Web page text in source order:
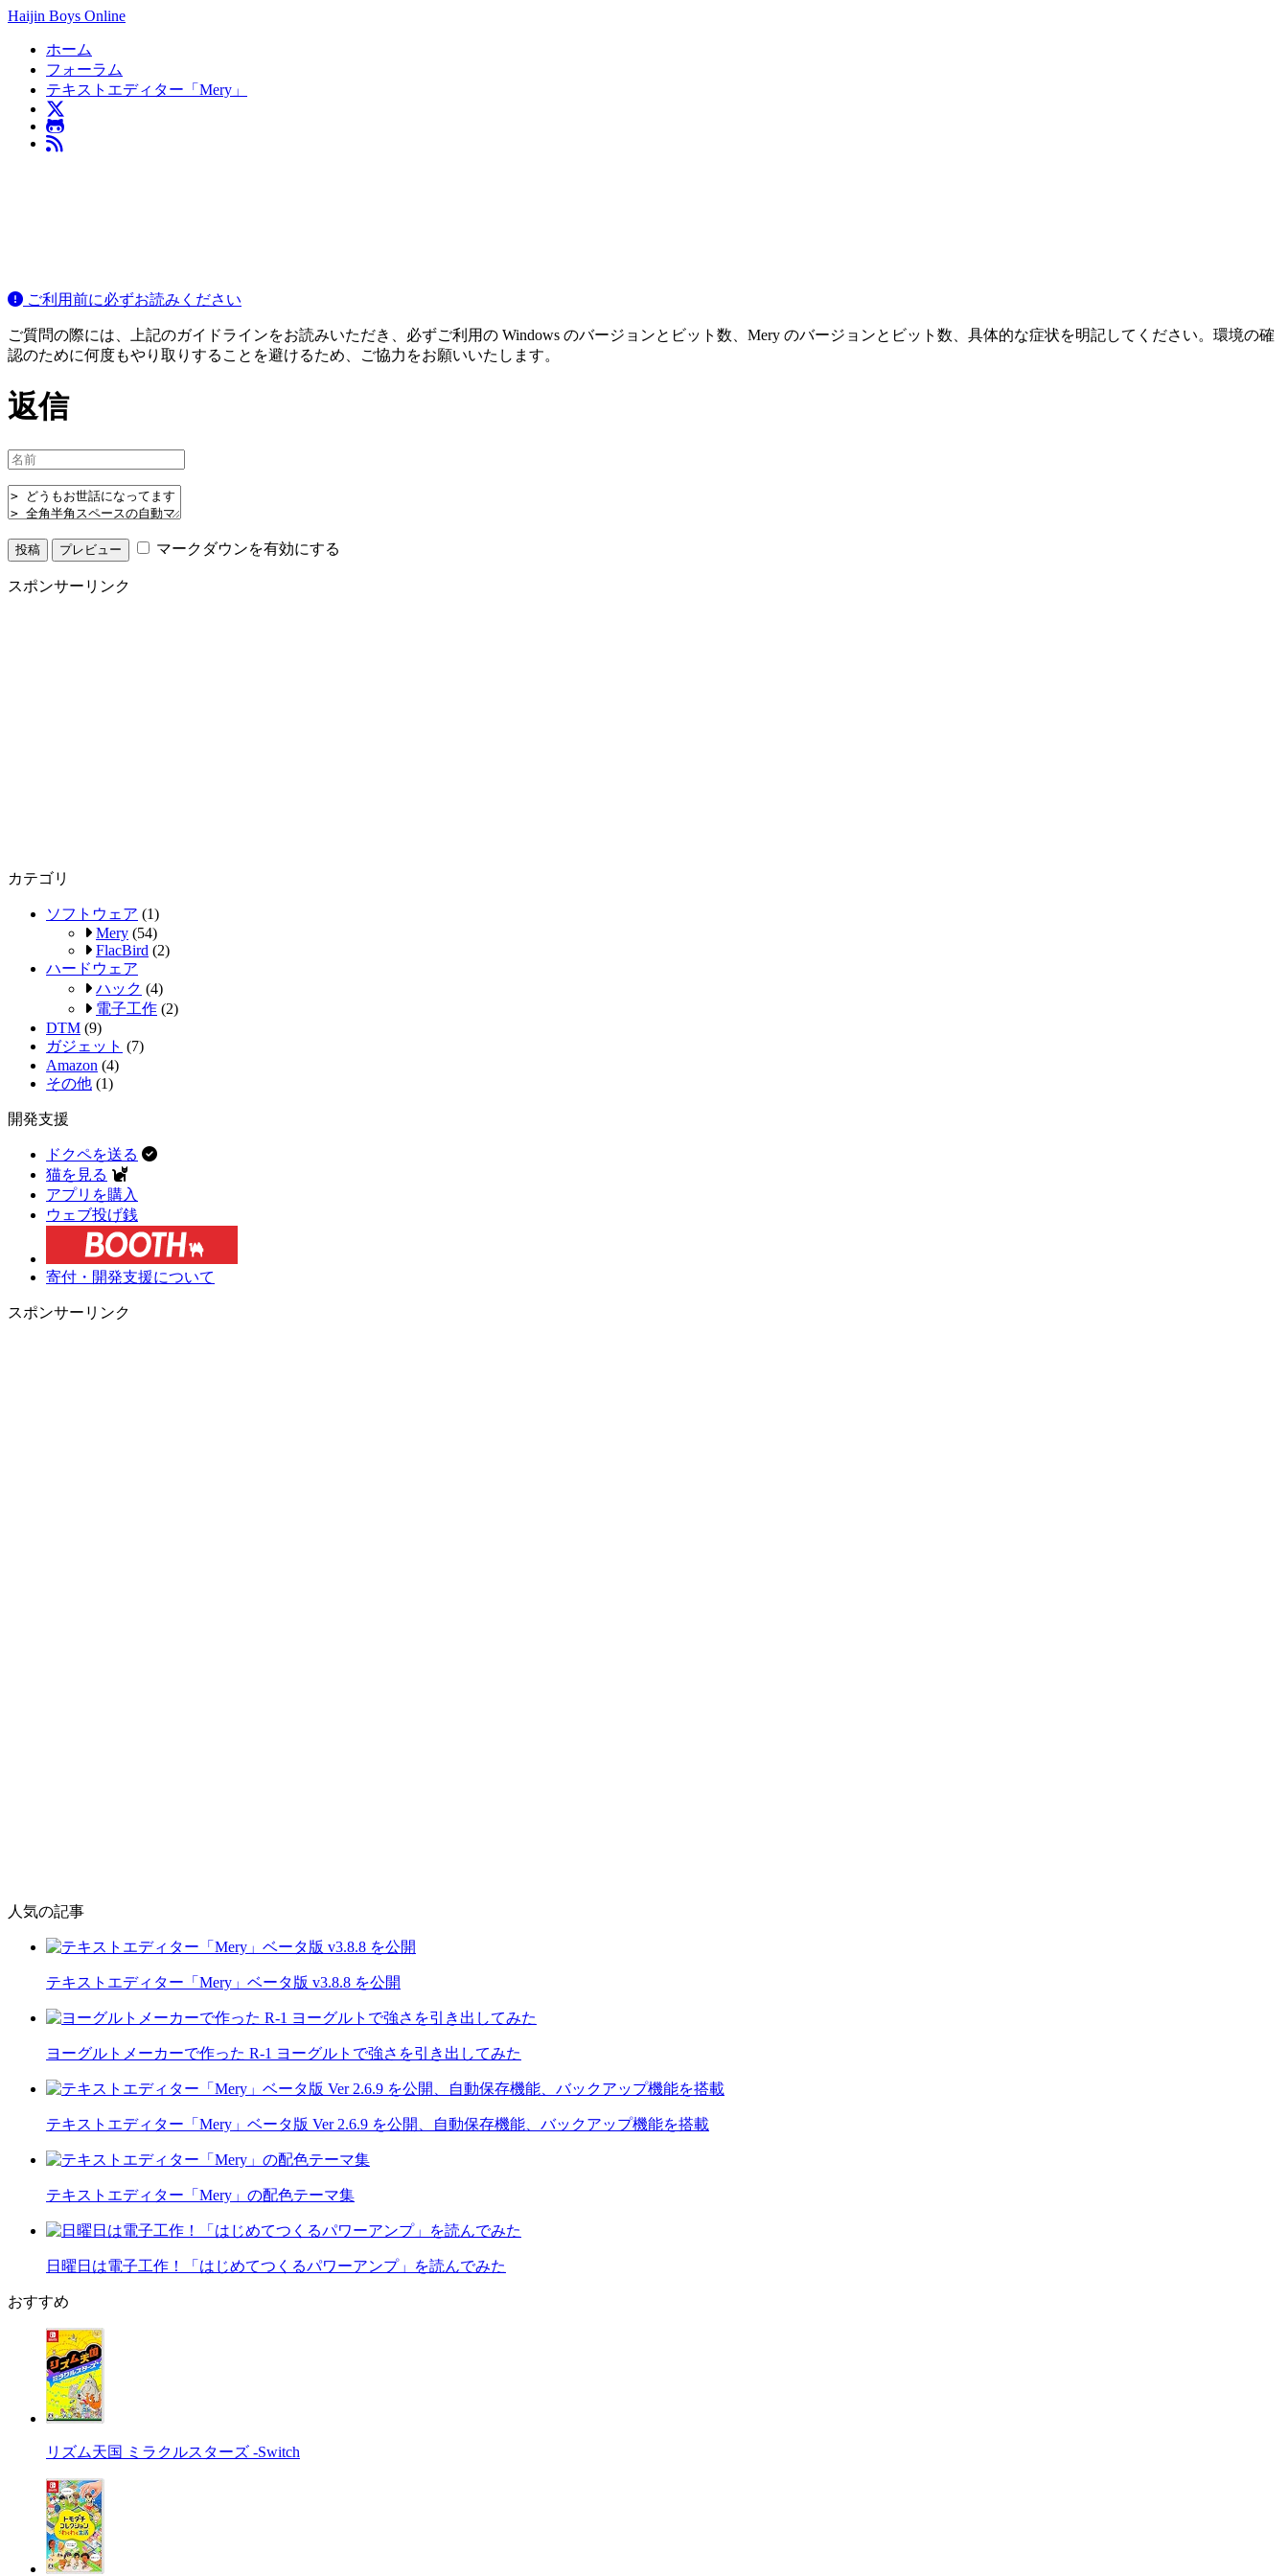
Haijin Boys Online
ホーム
フォーラム
テキストエディター「Mery」
ご利用前に必ずお読みください
ご質問の際には、上記のガイドラインをお読みいただき、必ずご利用の Windows のバージョンとビット数、Mery のバージョンとビット数、具体的な症状を明記してください。環境の確
認のために何度もやり取りすることを避けるため、ご協力をお願いいたします。
返信
マークダウンを有効にする
スポンサーリンク
カテゴリ
ソフトウェア (1)
Mery (54)
FlacBird (2)
ハードウェア
ハック (4)
電子工作 (2)
DTM (9)
ガジェット (7)
Amazon (4)
その他 (1)
開発支援
ドクペを送る
猫を見る
アプリを購入
ウェブ投げ銭
寄付・開発支援について
スポンサーリンク
人気の記事
テキストエディター「Mery」ベータ版 v3.8.8 を公開
ヨーグルトメーカーで作った R-1 ヨーグルトで強さを引き出してみた
テキストエディター「Mery」ベータ版 Ver 2.6.9 を公開、自動保存機能、バックアップ機能を搭載
テキストエディター「Mery」の配色テーマ集
日曜日は電子工作！「はじめてつくるパワーアンプ」を読んでみた
おすすめ
リズム天国 ミラクルスターズ -Switch